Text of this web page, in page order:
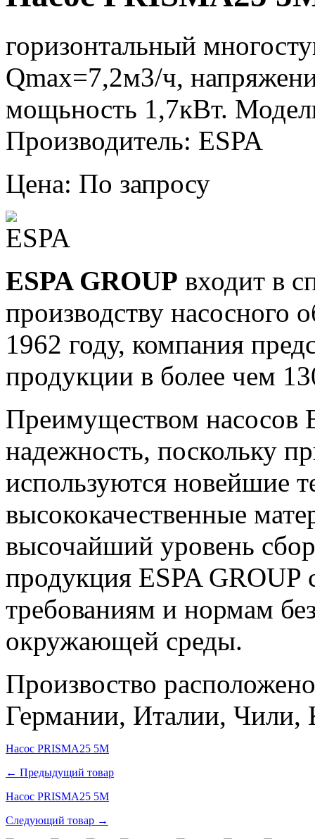
горизонтальный
Qmax=7,2м3/ч,
мощьность 1,7кВт.
Производитель: ESPA
Цена: По запросу
ESPA GROUP входит в
производству насосного
1962 году, компания
продукции в более чем
Преимуществом насосов
надежность, поскольку п
используются новейшие
высококачественные
высочайший уровень
продукция ESPA GROUP
требованиям и нормам
окружающей среды.
Произвоство
Германии, Италии, Чили,
Насос PRISMA25 5M
← Предыдущий товар
Насос PRISMA25 5M
Следующий товар →